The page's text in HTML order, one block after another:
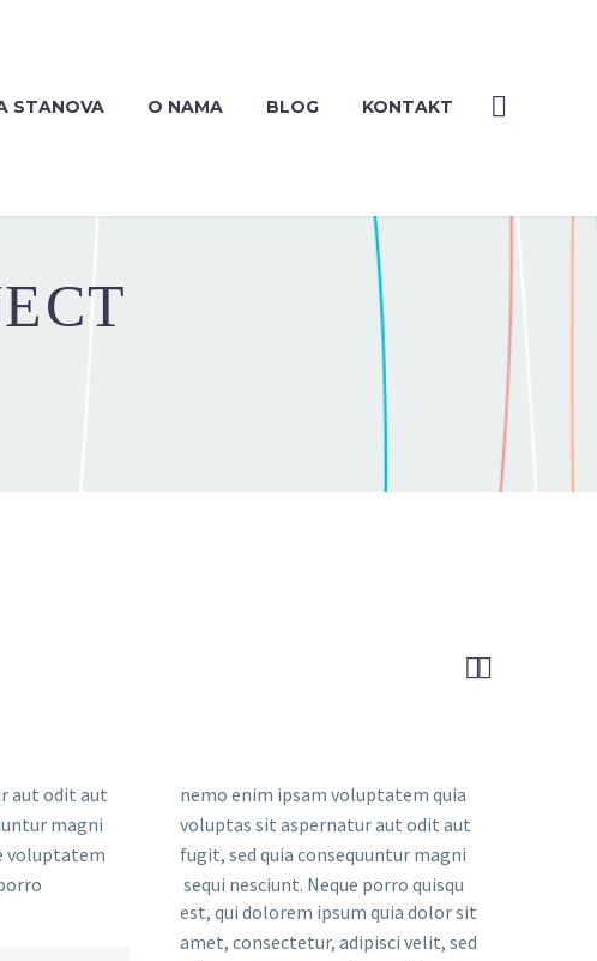
STANOVA O NAMA BLOG KONTAKT

aut odit aut
magni
voluptatem
nemo enim ipsam voluptatem quia
voluptas sit aspernatur aut odit aut
fugit, sed quia consequuntur magni
sequi nesciunt. Neque porro quisqu
est, qui dolorem ipsum quia dolor sit
amet, consectetur, adipisci velit, sed